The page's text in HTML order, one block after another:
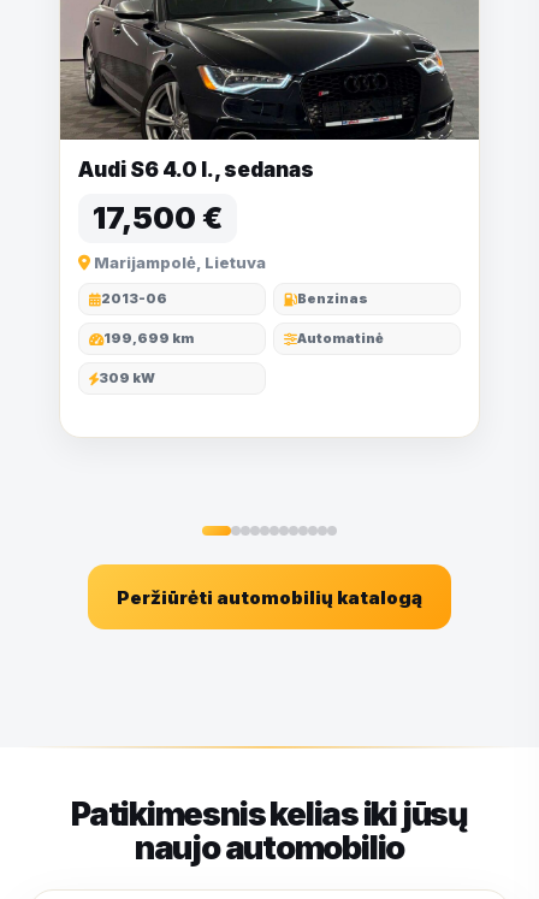
Audi S6 4.0 l., sedanas
17,500 €
Marijampolė, Lietuva
2013-06 Benzinas
199,699 km Automatinė
309 kW
Peržiūrėti automobilių katalogą
Patikimesnis kelias iki jūsų
naujo automobilio